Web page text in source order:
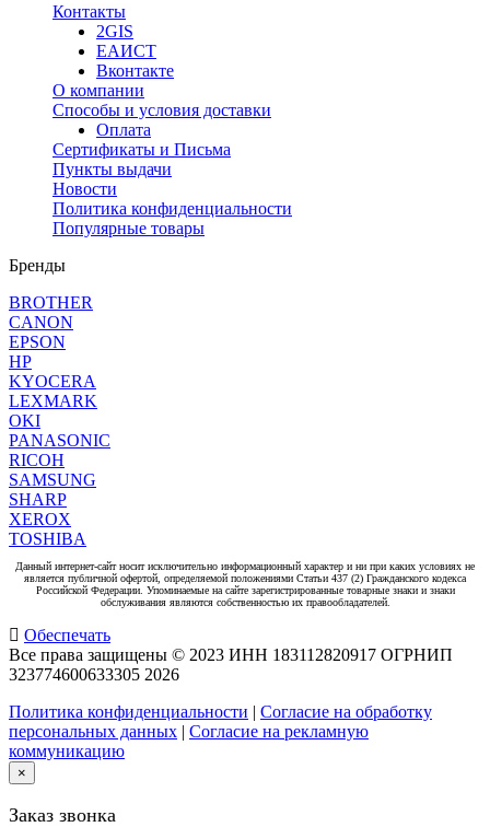
Контакты
2GIS
ЕАИСТ
Вконтакте
О компании
Способы и условия доставки
Оплата
Сертификаты и Письма
Пункты выдачи
Новости
Политика конфиденциальности
Популярные товары
Бренды
BROTHER
CANON
EPSON
HP
KYOCERA
LEXMARK
OKI
PANASONIC
RICOH
SAMSUNG
SHARP
XEROX
TOSHIBA
Данный интернет-сайт носит исключительно информационный характер и ни при каких условиях не
является публичной офертой, определяемой положениями Статьи 437 (2) Гражданского кодекса
Российской Федерации. Упоминаемые на сайте зарегистрированные товарные знаки и знаки
обслуживания являются собственностью их правообладателей.
Обеспечать
Все права защищены © 2023 ИНН 183112820917 ОГРНИП
323774600633305 2026
Политика конфиденциальности | Согласие на обработку
персональных данных | Согласие на рекламную
коммуникацию
×
Заказ звонка